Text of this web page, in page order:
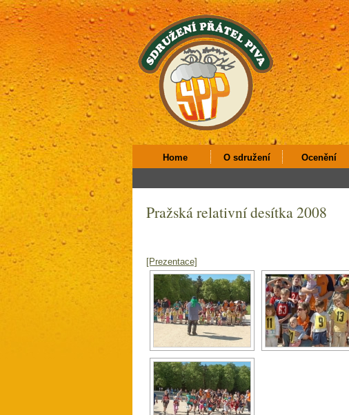
Home O sdružení Ocenění
Pražská relativní desítka 2008
[Prezentace]